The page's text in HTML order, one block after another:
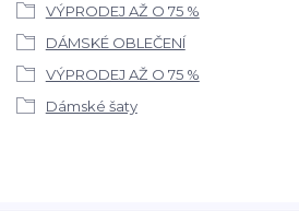
VÝPRODEJ AŽ O 75 %
DÁMSKÉ OBLEČENÍ
VÝPRODEJ AŽ O 75 %
Dámské šaty